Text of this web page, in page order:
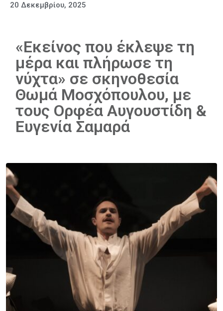
20 Δεκεμβρίου, 2025
«Εκείνος που έκλεψε τη
μέρα και πλήρωσε τη
νύχτα» σε σκηνοθεσία
Θωμά Μοσχόπουλου, με
τους Ορφέα Αυγουστίδη &
Ευγενία Σαμαρά